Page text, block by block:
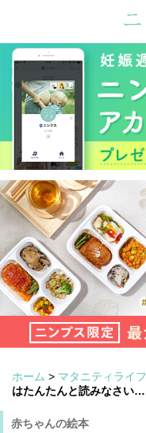
ホーム > マタニティライフ
はたんたんと読みなさい…
赤ちゃんの絵本